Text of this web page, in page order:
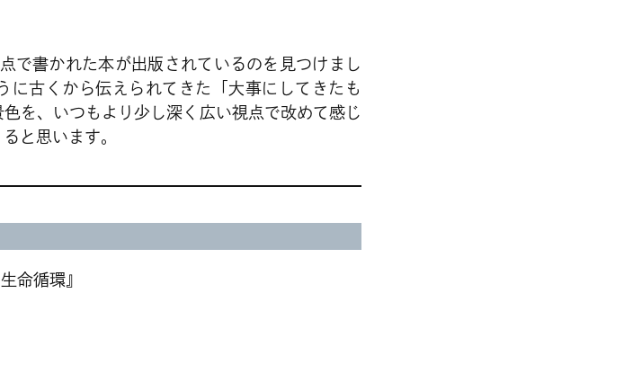
で書かれた本が出版されているのを見つけまし
に古くから伝えられてきた「大事にしてきたも
を、いつもより少し深く広い視点で改めて感じ
と思います。
命循環』